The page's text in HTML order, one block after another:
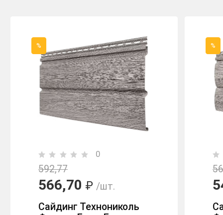
%
0
592,77
566,70 ₽ /шт.
Сайдинг Технониколь
%